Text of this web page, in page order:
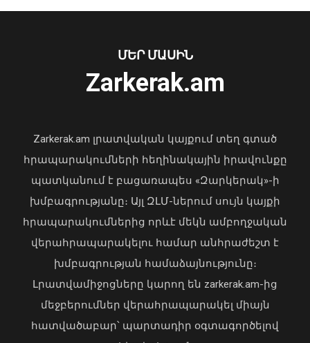
Ռաիսա Մկրտչյանի
ծախսերը փոխհատուցելու
նպատակով ԿԳՄՍՆ-ին կհատկացվի
1,697.0 հազար դրամ
«Պարտվեցինք դաժան հիվանդության
04 Օգոստոս, 2026 19:12
ՄԵՐ ՄԱՍԻՆ
Zarkerak.am
Zarkerak.am լրատվական կայքում տեղ գտած
հրապարակումների հեղինակային իրավունքը
պատկանում է բացառապես «Զարկերակ»-ի
խմբագրությանը։ Այլ ԶԼՄ-ներում սույն կայքի
հրապարակումներից որևէ մեկն ամբողջական
վերահրապարակելու համար անհրաժեշտ է
խմբագրության համաձայնությունը։
Լրատվամիջոցները կարող են zarkerak.am-ից
մեջբերումներ վերահրապարակել միայն
հատվածաբար՝ պարտադիր օգտագործելով